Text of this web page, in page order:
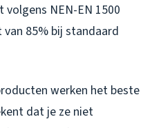
NEN-EN 1500
85% bij standaard
werken het beste
dat je ze niet